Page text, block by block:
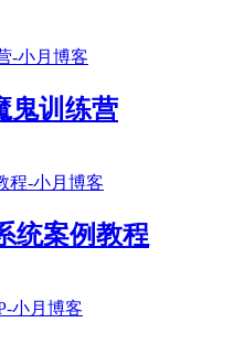
鬼训练营
统案例教程